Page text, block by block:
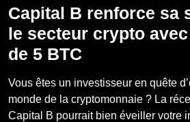
Capital B renforce sa
le secteur crypto
de 5 BTC
Vous êtes un investisseur en quête
monde de la cryptomonnaie ? La
Capital B pourrait bien éveiller votre